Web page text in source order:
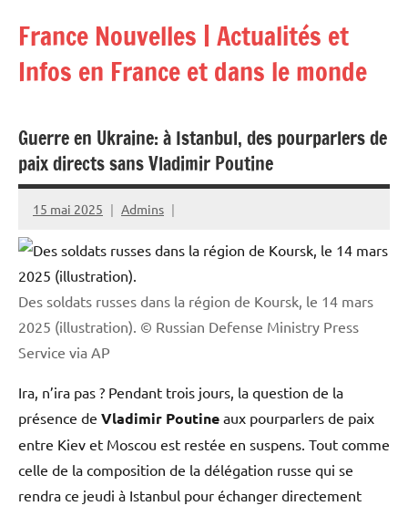
contenu
France Nouvelles | Actualités et
Infos en France et dans le monde
Guerre en Ukraine: à Istanbul, des pourparlers de
paix directs sans Vladimir Poutine
15 mai 2025 Admins
Des soldats russes dans la région de Koursk, le 14 mars
2025 (illustration). © Russian Defense Ministry Press
Service via AP
Ira, n’ira pas ? Pendant trois jours, la question de la
présence de Vladimir Poutine aux pourparlers de paix
entre Kiev et Moscou est restée en suspens. Tout comme
celle de la composition de la délégation russe qui se
rendra ce jeudi à Istanbul pour échanger directement